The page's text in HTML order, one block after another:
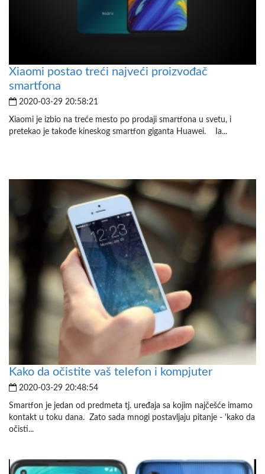
Xiaomi postao treći najveći proizvođač
smartfona
2020-03-29 20:58:21
Xiaomi je izbio na treće mesto po prodaji smartfona u svetu, i
pretekao je takođe kineskog smartfon giganta Huawei. Ia...
Kako da očistite vaš telefon i kompjuter
2020-03-29 20:48:54
Smartfon je jedan od predmeta tj. uređaja sa kojim najčešće imamo
kontakt u toku dana. Zato sada mnogi postavljaju pitanje - 'kako da
očisti...